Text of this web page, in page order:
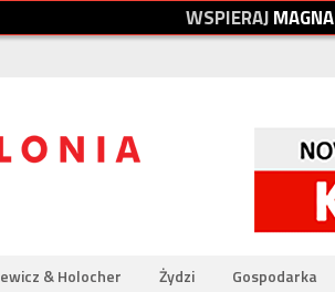
WSPIERAJMAGNA
& Holocher Żydzi Gospodarka